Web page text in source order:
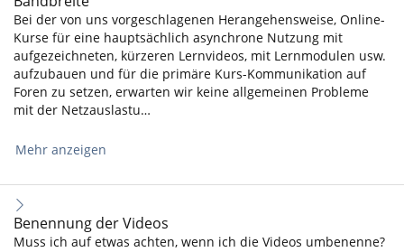
Bei der von uns vorgeschlagenen Herangehensweise, Online-
Kurse für eine hauptsächlich asynchrone Nutzung mit
aufgezeichneten, kürzeren Lernvideos, mit Lernmodulen usw.
aufzubauen und für die primäre Kurs-Kommunikation auf
Foren zu setzen, erwarten wir keine allgemeinen Probleme
mit der Netzauslastu…
Mehr anzeigen
Benennung der Videos
Muss ich auf etwas achten, wenn ich die Videos umbenenne?